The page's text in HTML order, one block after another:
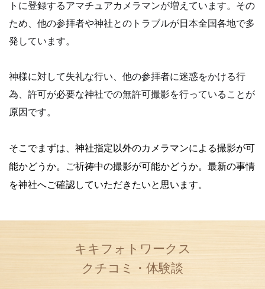
トに登録するアマチュアカメラマンが増えています。その
ため、他の参拝者や神社とのトラブルが日本全国各地で多
発しています。
神様に対して失礼な行い、他の参拝者に迷惑をかける行
為、許可が必要な神社での無許可撮影を行っていることが
原因です。
そこでまずは、神社指定以外のカメラマンによる撮影が可
能かどうか。 ご祈祷中の撮影が可能かどうか。 最新の事情
を神社へご確認していただきたいと思います。
キキフォトワークス
クチコミ・体験談